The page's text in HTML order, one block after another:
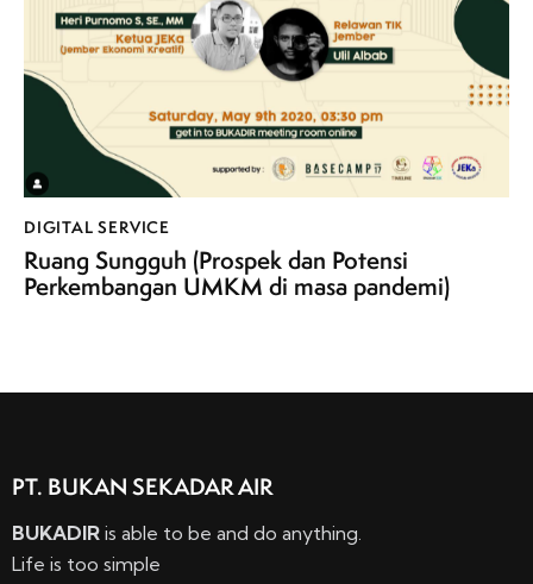
DIGITAL SERVICE
Ruang Sungguh (Prospek dan Potensi
Perkembangan UMKM di masa pandemi)
PT. BUKAN SEKADAR AIR
BUKADIR is able to be and do anything.
Life is too simple